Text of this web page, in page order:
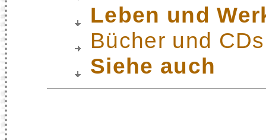
Leben und
Bücher und CDs
Siehe auch